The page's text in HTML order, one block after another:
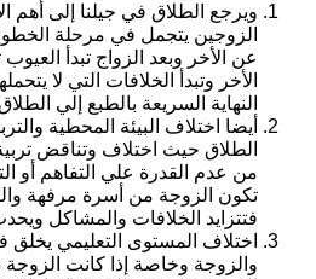
ويرجع الطلاق في جيلنا إلى أهم
الزوجين يتجمل في مرحلة
عن الأخر وبعد الزواج تبدأ
الأخر وتبدأ الخلافات التي لا
النهاية السريعة بالطبع إلي الطلاق.
أيضا اختلاف البيئة المحطية
الطلاق حيث اختلاف وتناقض
من عدم القدرة علي التفاهم أو
تكون الزوجة من أسرة مرفهة
فتتزايد الخلافات والمشاكل
اختلاف المستوى التعليمي يخلق
والزوجة وخاصة إذا كانت الزوجة